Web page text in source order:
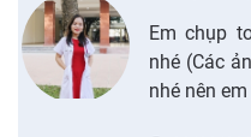
Em chụp
nhé (Các
nhé nên